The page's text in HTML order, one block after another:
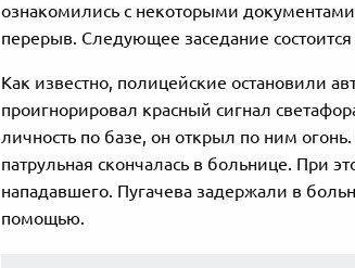
ознакомились с некоторыми
перерыв. Следующее заседание
Как известно, полицейские остановили
проигнорировал красный сигнал
личность по базе, он открыл по ним
патрульная скончалась в больнице. При
нападавшего. Пугачева задержали в
помощью.